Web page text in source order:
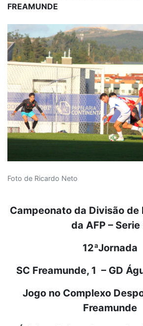
FREAMUNDE
Foto de Ricardo Neto
Campeonato da Divisão
da AFP – Serie
12ªJornada
SC Freamunde, 1 – GD
Jogo no Complexo
Freamunde